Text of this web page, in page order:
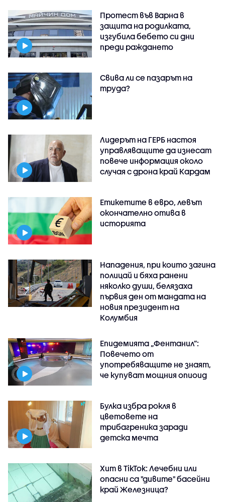
Протест във Варна в
защита на родилката,
изгубила бебето си дни
преди раждането
Свива ли се пазарът на
труда?
Лидерът на ГЕРБ настоя
управляващите да изнесат
повече информация около
случая с дрона край Кардам
Етикетите в евро, левът
окончателно отива в
историята
Нападения, при които загина
полицай и бяха ранени
няколко души, белязаха
първия ден от мандата на
новия президент на
Колумбия
Епидемията „Фентанил”:
Повечето от
употребяващите не знаят,
че купуват мощния опиоид
Булка избра рокля в
цветовете на
трибагреника заради
детска мечта
Хит в TikTok: Лечебни или
опасни са "дивите" басейни
край Железница?